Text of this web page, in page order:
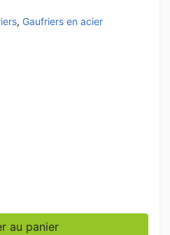
, Gaufriers en acier
HCB en acier
au panier